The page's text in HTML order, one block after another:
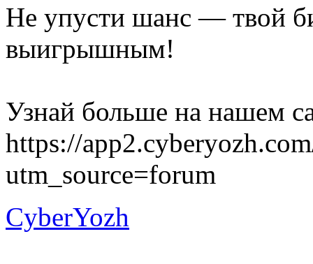
Не упусти шанс — твой
выигрышным!
Узнай больше на нашем
https://
utm_source=forum
CyberYozh